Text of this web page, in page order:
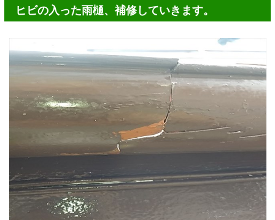
ヒビの入った雨樋、補修していきます。